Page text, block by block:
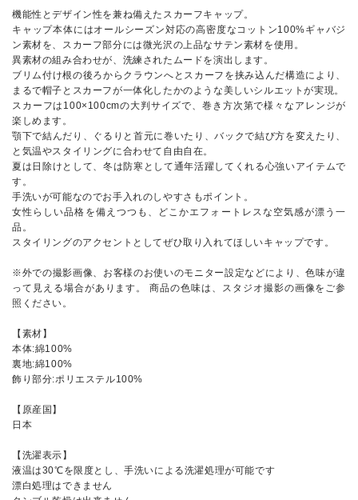
機能性とデザイン性を兼ね備えたスカーフキャップ。
キャップ本体にはオールシーズン対応の高密度なコットン100%ギャバジ
ン素材を、スカーフ部分には微光沢の上品なサテン素材を使用。
異素材の組み合わせが、洗練されたムードを演出します。
ブリム付け根の後ろからクラウンへとスカーフを挟み込んだ構造により、
まるで帽子とスカーフが一体化したかのような美しいシルエットが実現。
スカーフは100×100cmの大判サイズで、巻き方次第で様々なアレンジが
楽しめます。
顎下で結んだり、ぐるりと首元に巻いたり、バックで結び方を変えたり、
と気温やスタイリングに合わせて自由自在。
夏は日除けとして、冬は防寒として通年活躍してくれる心強いアイテムで
す。
手洗いが可能なのでお手入れのしやすさもポイント。
女性らしい品格を備えつつも、どこかエフォートレスな空気感が漂う一
品。
スタイリングのアクセントとしてぜひ取り入れてほしいキャップです。
※外での撮影画像、お客様のお使いのモニター設定などにより、色味が違
って見える場合があります。 商品の色味は、スタジオ撮影の画像をご参
照ください。
【素材】
本体:綿100%
裏地:綿100%
飾り部分:ポリエステル100%
【原産国】
日本
【洗濯表示】
液温は30℃を限度とし、手洗いによる洗濯処理が可能です
漂白処理はできません